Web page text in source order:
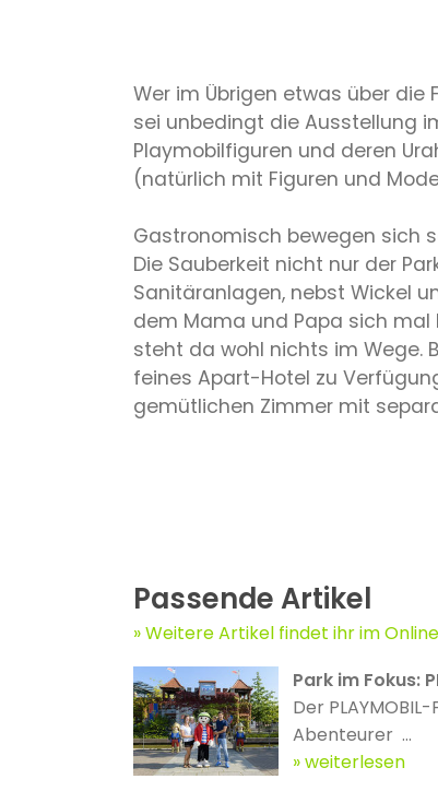
Wer im Übrigen etwas über
sei unbedingt die Ausstellung
Playmobilfiguren und deren
(natürlich mit Figuren und
Gastronomisch bewegen sich
Die Sauberkeit nicht nur der
Sanitäranlagen, nebst Wickel
dem Mama und Papa sich
steht da wohl nichts im Wege.
feines Apart-Hotel zu
gemütlichen Zimmer mit
Passende Artikel
Weitere Artikel findet ihr im
Park im Fokus:
Der
Abenteurer ...
weiterlesen